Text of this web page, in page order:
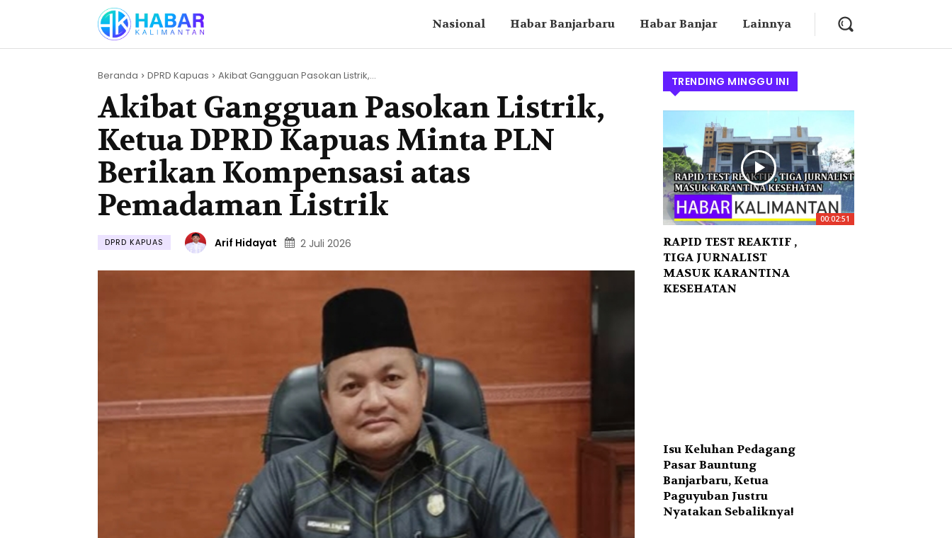
Nasional Habar Banjarbaru Habar Banjar Lainnya
Beranda DPRD Kapuas Akibat Gangguan Pasokan Listrik,...
Akibat Gangguan Pasokan Listrik,
Ketua DPRD Kapuas Minta PLN
Berikan Kompensasi atas
Pemadaman Listrik
DPRD KAPUAS Arif Hidayat 2 Juli 2026
TRENDING MINGGU INI
00:02:51
RAPID TEST REAKTIF ,
TIGA JURNALIST
MASUK KARANTINA
KESEHATAN
Isu Keluhan Pedagang
Pasar Bauntung
Banjarbaru, Ketua
Paguyuban Justru
Nyatakan Sebaliknya!